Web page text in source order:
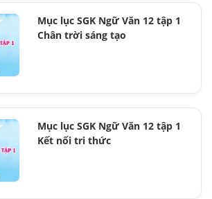
Mục lục SGK Ngữ Văn 12 tập 1
Chân trời sáng tạo
Mục lục SGK Ngữ Văn 12 tập 1
Kết nối tri thức